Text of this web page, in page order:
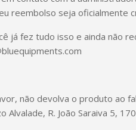
reembolso seja oficialmente
já fez tudo isso e ainda não
não devolva o produto ao
Alvalade, R. João Saraiva 5,